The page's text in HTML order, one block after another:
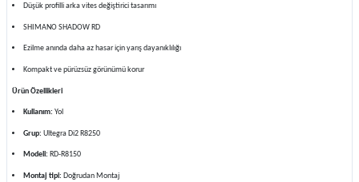
Düşük profilli arka vites değiştirici tasarımı
SHIMANO SHADOW RD
Ezilme anında daha az hasar için yarış dayanıklılığı
Kompakt ve pürüzsüz görünümü korur
Ürün Özellikleri
Kullanım: Yol
Grup: Ultegra Di2 R8250
Modeli: RD-R8150
Montaj tipi: Doğrudan Montaj